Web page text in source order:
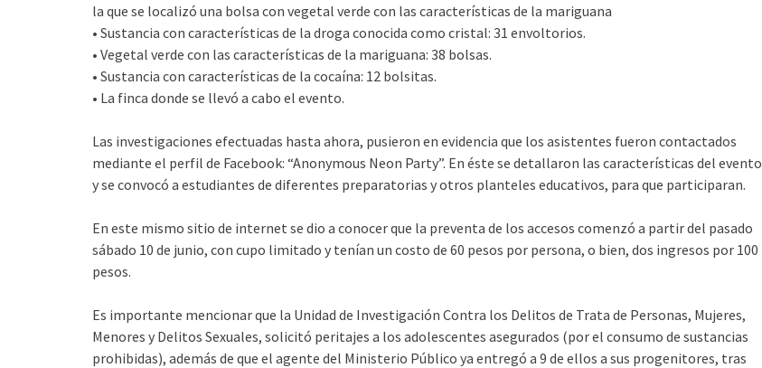
la que se localizó una bolsa con vegetal verde con las características de la mariguana
• Sustancia con características de la droga conocida como cristal: 31 envoltorios.
• Vegetal verde con las características de la mariguana: 38 bolsas.
• Sustancia con características de la cocaína: 12 bolsitas.
• La finca donde se llevó a cabo el evento.
Las investigaciones efectuadas hasta ahora, pusieron en evidencia que los asistentes fueron contactados
mediante el perfil de Facebook: “Anonymous Neon Party”. En éste se detallaron las características del evento
y se convocó a estudiantes de diferentes preparatorias y otros planteles educativos, para que participaran.
En este mismo sitio de internet se dio a conocer que la preventa de los accesos comenzó a partir del pasado
sábado 10 de junio, con cupo limitado y tenían un costo de 60 pesos por persona, o bien, dos ingresos por 100
pesos.
Es importante mencionar que la Unidad de Investigación Contra los Delitos de Trata de Personas, Mujeres,
Menores y Delitos Sexuales, solicitó peritajes a los adolescentes asegurados (por el consumo de sustancias
prohibidas), además de que el agente del Ministerio Público ya entregó a 9 de ellos a sus progenitores, tras